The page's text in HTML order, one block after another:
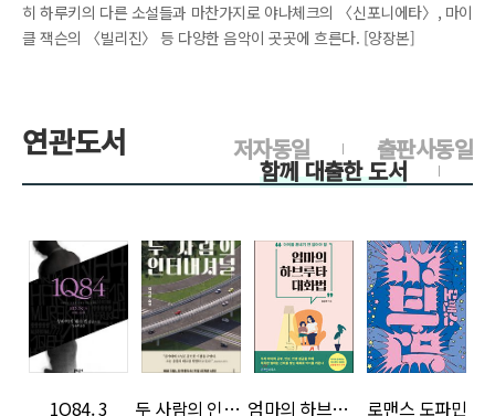
히 하루키의 다른 소설들과 마찬가지로 야나체크의 〈신포니에타〉, 마이
클 잭슨의 〈빌리진〉 등 다양한 음악이 곳곳에 흐른다. [양장본]
연관도서 출판사동일
저자동일
함께 대출한 도서
>
1Q84. 3
>
두 사람의 인터내셔널
>
엄마의 하브루타 대화법
>
로맨스 도파민